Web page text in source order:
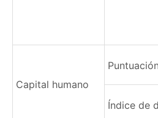
Capital humano
Índice de